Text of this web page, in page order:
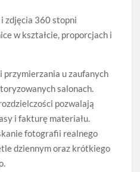
zdjęcia 360 stopni
w kształcie, proporcjach i
przymierzania u zaufanych
salonach.
pozwalają
i fakturę materiału.
fotografii realnego
dziennym oraz krótkiego